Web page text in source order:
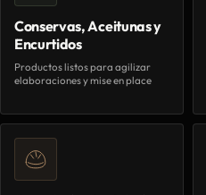
Conservas, Aceitunas y
Encurtidos
Productos listos para agilizar
elaboraciones y mise en place